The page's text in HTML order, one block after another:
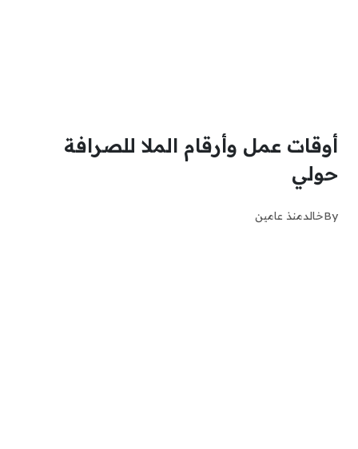
أوقات عمل وأرقام الملا للصرافة
حولي
Byخالدمنذ عامين